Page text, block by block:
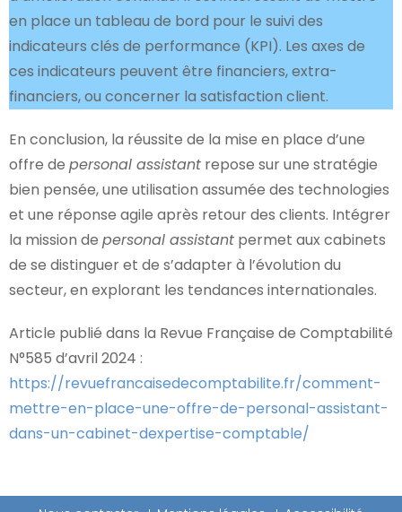
en place un tableau de bord pour le suivi des
indicateurs clés de performance (KPI). Les axes de
ces indicateurs peuvent être financiers, extra-
financiers, ou concerner la satisfaction client.
En conclusion, la réussite de la mise en place d’une
offre de personal assistant repose sur une stratégie
bien pensée, une utilisation assumée des technologies
et une réponse agile après retour des clients. Intégrer
la mission de personal assistant permet aux cabinets
de se distinguer et de s’adapter à l’évolution du
secteur, en explorant les tendances internationales.
Article publié dans la Revue Française de Comptabilité
N°585 d’avril 2024 :
https://revuefrancaisedecomptabilite.fr/comment-
mettre-en-place-une-offre-de-personal-assistant-
dans-un-cabinet-dexpertise-comptable/